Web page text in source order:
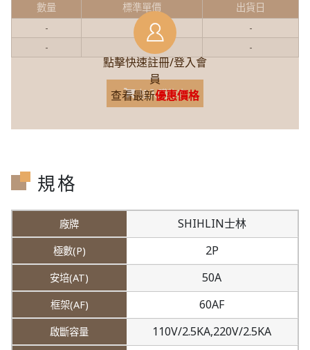
點擊快速註冊/登入會
員
查看最新優惠價格
數量 標準單價
出貨日
-
-
-
- -
加入購物車
規格
SHIHLIN士林
2P
50A
60AF
110V/2.5KA,220V/2.5KA